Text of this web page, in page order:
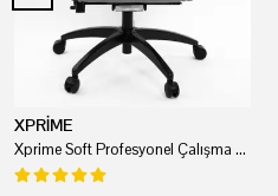
XPRİME
Xprime Soft Profesyonel Çalışma Ve Oyuncu Koltuğu